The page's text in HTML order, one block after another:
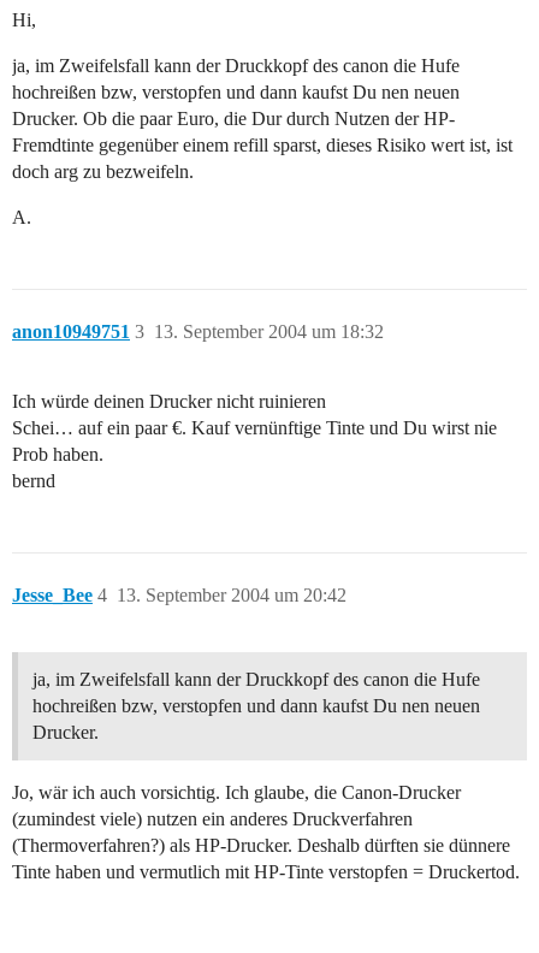
Hi,
ja, im Zweifelsfall kann der Druckkopf des canon die Hufe
hochreißen bzw, verstopfen und dann kaufst Du nen neuen
Drucker. Ob die paar Euro, die Dur durch Nutzen der HP-
Fremdtinte gegenüber einem refill sparst, dieses Risiko wert ist, ist
doch arg zu bezweifeln.
A.
anon10949751 13. September 2004 um 18:32
3
Ich würde deinen Drucker nicht ruinieren
Schei… auf ein paar €. Kauf vernünftige Tinte und Du wirst nie
Prob haben.
bernd
Jesse_Bee 13. September 2004 um 20:42
4
ja, im Zweifelsfall kann der Druckkopf des canon die Hufe
hochreißen bzw, verstopfen und dann kaufst Du nen neuen
Drucker.
Jo, wär ich auch vorsichtig. Ich glaube, die Canon-Drucker
(zumindest viele) nutzen ein anderes Druckverfahren
(Thermoverfahren?) als HP-Drucker. Deshalb dürften sie dünnere
Tinte haben und vermutlich mit HP-Tinte verstopfen = Druckertod.